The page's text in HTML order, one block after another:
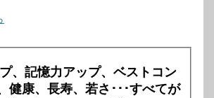
、記憶力アップ、ベストコン
健康、長寿、若さ･･･すべてが